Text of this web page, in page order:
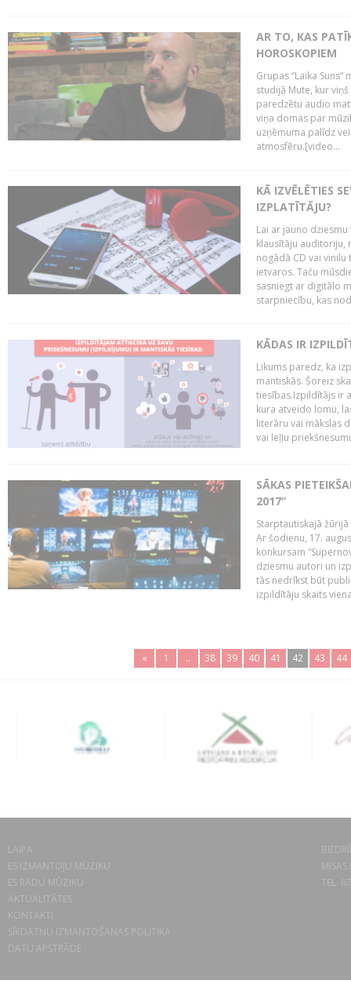
AR TO, KAS
HOROSKOPIEM
Grupas “Laika
studijā Mute, kur
paredzētu audio
viņa domas par
uzņēmuma palīdz
atmosfēru.[video...
KĀ IZVĒLĒTIES
IZPLATĪTĀJU?
Lai ar jauno
klausītāju auditoriju,
nogādā CD vai
ietvaros. Taču
sasniegt ar digitālo
starpniecību, kas
KĀDAS IR
Likums paredz, ka
mantiskās. Šoreiz
tiesības.Izpildītājs ir
kura atveido lomu,
literāru vai mākslas
vai leļļu
SĀKAS
2017”
Starptautiskajā
Ar šodienu, 17.
konkursam
dziesmu autori un
tās nedrīkst būt
izpildītāju skaits
« 1 .. 38 39 40 41 42 43 44
LAIPA
ES IZMANTOJU MŪZIKU
ES RADU MŪZIKU
AKTUALITĀTES
KONTAKTI
SĪKDATŅU IZMANTOŠANAS POLITIKA
DATU APSTRĀDE
TEL.